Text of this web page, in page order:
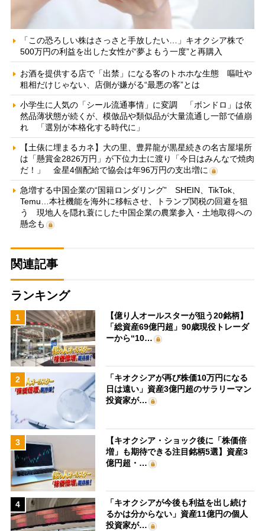
「この恐ろしい株はさっさと手放したい…」キオクシア株で
500万円の利益を出した女性が“夢よもう一度”と再購入
お酒を提供する店で「出禁」になる客のトホホな生態 嘔吐や
粗相だけじゃない、店側が嫌がる“最悪の客”とは
小学生に人気の「シール流通事情」に変調 「ボンドロ」は依
然品薄状態が続くが、模倣品や類似品が大量流通し一部で値崩
れ 「選別が本格化する時代に」
【土俵に埋まるカネ】大の里、豊昇龍が黒星続きの名古屋場所
は「懸賞金2826万円」が下位力士に渡り「今日はみんなで焼肉
だ！」 金星4個配給で協会は年96万円の支出増に
急増する中国企業の“国籍ロンダリング” SHEIN、TikTok、
Temu…本社機能を海外に移転させ、トランプ関税の回避を狙
う 現地人を隠れ蓑にした中国企業の農業参入・土地取得への
懸念も
関連記事
ランキング
1
【億り人オールスターが狙う20銘柄】
「総資産69億円超」90歳現役トレーダ
ーから“10…
2
「キオクシアが再び株価10万円になる
日は遠い」資産3億円超のサラリーマン
投資家が…
3
【キオクシア・ショック後に「株価倍
増」も期待できる注目銘柄5選】資産3
億円超・…
4
「キオクシアが今後も利益を出し続け
るかは分からない」資産11億円の個人
投資家が…